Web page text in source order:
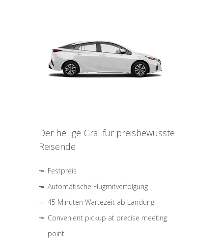
Der heilige Gral für preisbewusste
Reisende
Festpreis
Automatische Flugmitverfolgung
45 Minuten Wartezeit ab Landung
Convenient pickup at precise meeting
point